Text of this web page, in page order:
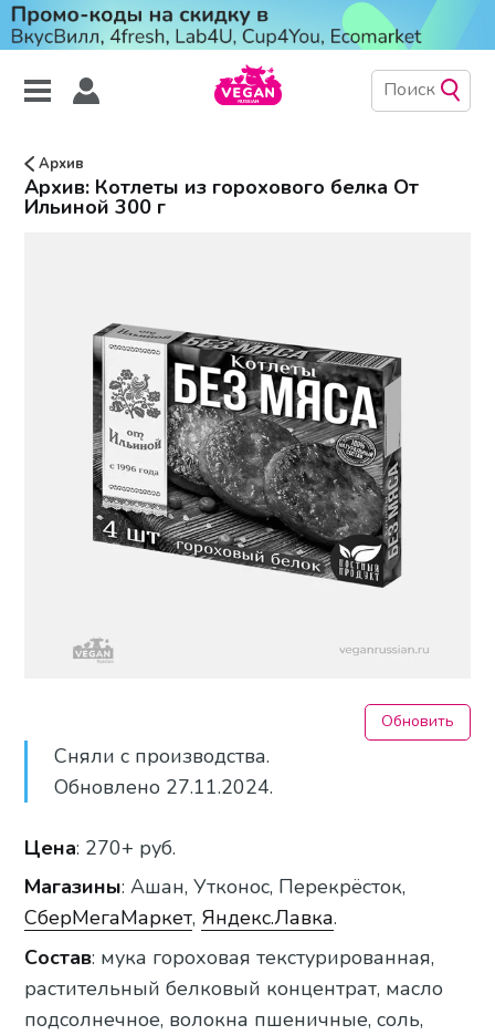
Архив
Архив: Котлеты из горохового белка От
Ильиной 300 г
Обновить
Сняли с производства.
Обновлено 27.11.2024.
Цена: 270+ руб.
Магазины: Ашан, Утконос, Перекрёсток,
СберМегаМаркет, Яндекс.Лавка.
Состав: мука гороховая текстурированная,
растительный белковый концентрат, масло
подсолнечное, волокна пшеничные, соль,